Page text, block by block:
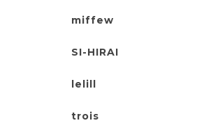
miffew
SI-HIRAI
lelill
trois